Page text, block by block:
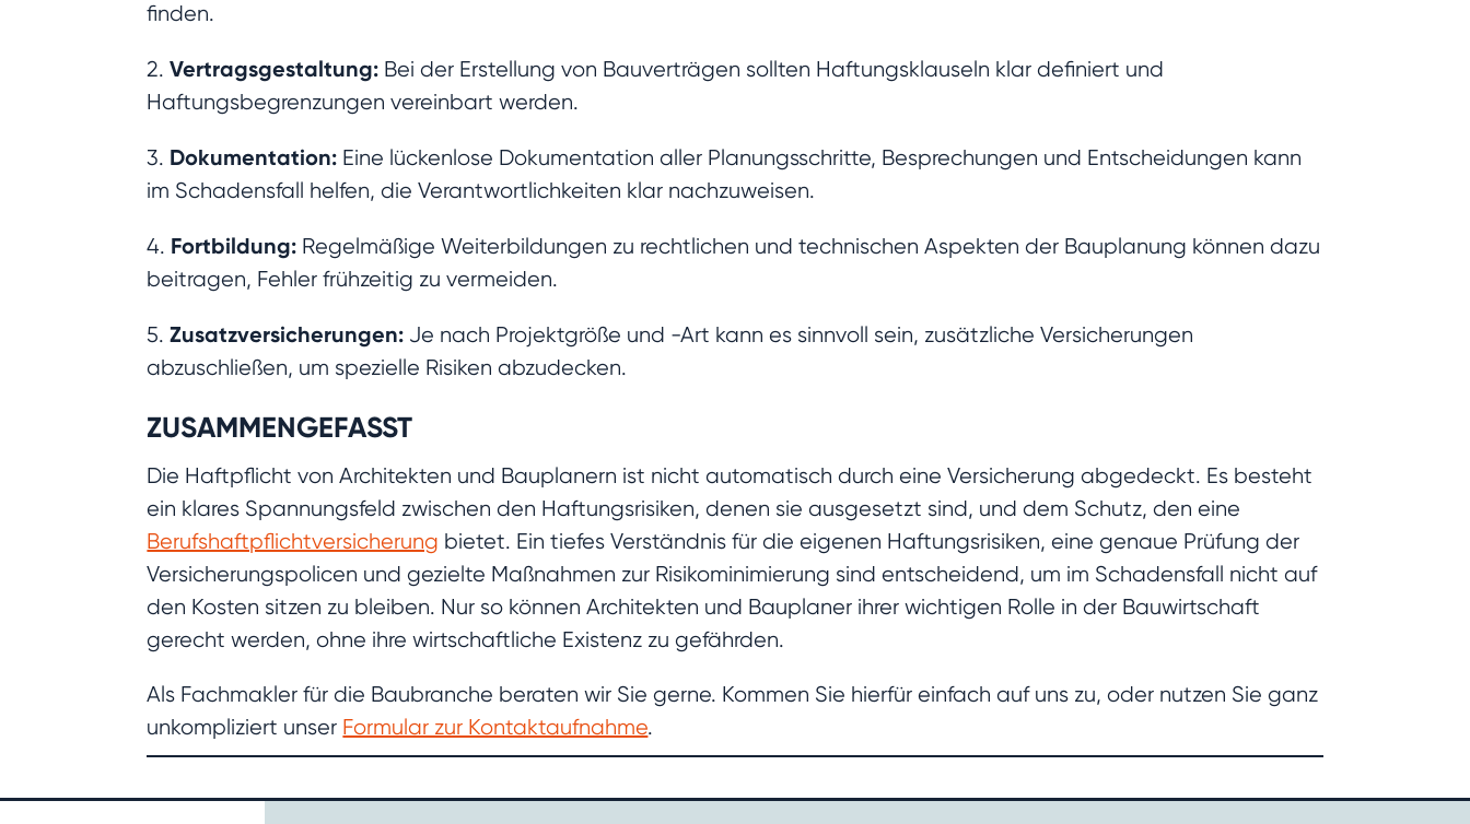
finden.
2.Vertragsgestaltung: Bei der Erstellung von Bauverträgen sollten Haftungsklauseln klar definiert und
Haftungsbegrenzungen vereinbart werden.
3. Dokumentation: Eine lückenlose Dokumentation aller Planungsschritte, Besprechungen und Entscheidungen kann
im Schadensfall helfen, die Verantwortlichkeiten klar nachzuweisen.
4. Fortbildung: Regelmäßige Weiterbildungen zu rechtlichen und technischen Aspekten der Bauplanung können dazu
beitragen, Fehler frühzeitig zu vermeiden.
5.Zusatzversicherungen: Je nach Projektgröße und -Art kann es sinnvoll sein, zusätzliche Versicherungen
abzuschließen, um spezielle Risiken abzudecken.
ZUSAMMENGEFASST
Die Haftpflicht von Architekten und Bauplanern ist nicht automatisch durch eine Versicherung abgedeckt. Es besteht
ein klares Spannungsfeld zwischen den Haftungsrisiken, denen sie ausgesetzt sind, und dem Schutz, den eine
Berufshaftpflichtversicherung bietet. Ein tiefes Verständnis für die eigenen Haftungsrisiken, eine genaue Prüfung der
Versicherungspolicen und gezielte Maßnahmen zur Risikominimierung sind entscheidend, um im Schadensfall nicht auf
den Kosten sitzen zu bleiben. Nur so können Architekten und Bauplaner ihrer wichtigen Rolle in der Bauwirtschaft
gerecht werden, ohne ihre wirtschaftliche Existenz zu gefährden.
Als Fachmakler für die Baubranche beraten wir Sie gerne. Kommen Sie hierfür einfach auf uns zu, oder nutzen Sie ganz
unkompliziert unser Formular zur Kontaktaufnahme.